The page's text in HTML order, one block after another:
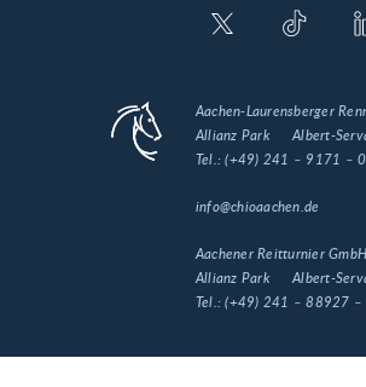
Aachen-Laurensberger
Allianz Park
Albert-
Tel.:(+49) 241 – 9171 – 0
info@chioaachen.de
Aachener Reitturnier GmbH
Allianz Park
Albert-
Tel.:(+49) 241 – 88927 –